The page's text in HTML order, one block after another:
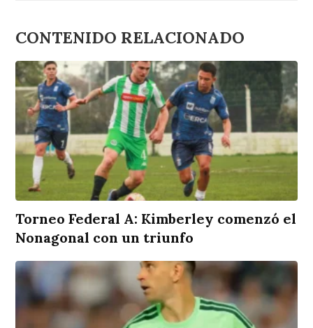
CONTENIDO RELACIONADO
Torneo Federal A: Kimberley comenzó el
Nonagonal con un triunfo